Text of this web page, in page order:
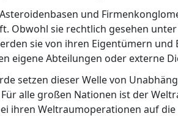
und
Obwohl sie rechtlich gesehen
sie von ihren Eigentümern
eigene Abteilungen oder externe
setzen dieser Welle von
alle großen Nationen ist der
ihren Weltraumoperationen auf